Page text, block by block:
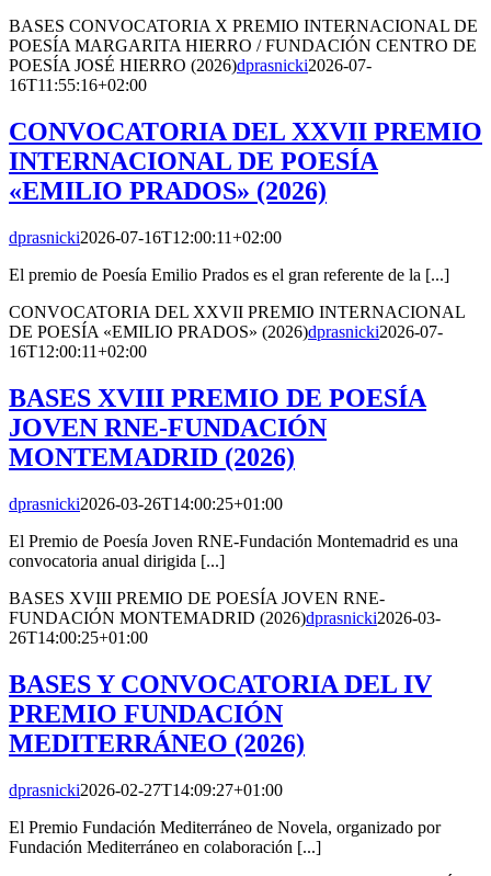
BASES CONVOCATORIA X PREMIO INTERNACIONAL DE
POESÍA MARGARITA HIERRO / FUNDACIÓN CENTRO DE
POESÍA JOSÉ HIERRO (2026)dprasnicki2026-07-
16T11:55:16+02:00
CONVOCATORIA DEL XXVII PREMIO
INTERNACIONAL DE POESÍA
«EMILIO PRADOS» (2026)
dprasnicki2026-07-16T12:00:11+02:00
El premio de Poesía Emilio Prados es el gran referente de la [...]
CONVOCATORIA DEL XXVII PREMIO INTERNACIONAL
DE POESÍA «EMILIO PRADOS» (2026)dprasnicki2026-07-
16T12:00:11+02:00
BASES XVIII PREMIO DE POESÍA
JOVEN RNE-FUNDACIÓN
MONTEMADRID (2026)
dprasnicki2026-03-26T14:00:25+01:00
El Premio de Poesía Joven RNE-Fundación Montemadrid es una
convocatoria anual dirigida [...]
BASES XVIII PREMIO DE POESÍA JOVEN RNE-
FUNDACIÓN MONTEMADRID (2026)dprasnicki2026-03-
26T14:00:25+01:00
BASES Y CONVOCATORIA DEL IV
PREMIO FUNDACIÓN
MEDITERRÁNEO (2026)
dprasnicki2026-02-27T14:09:27+01:00
El Premio Fundación Mediterráneo de Novela, organizado por
Fundación Mediterráneo en colaboración [...]